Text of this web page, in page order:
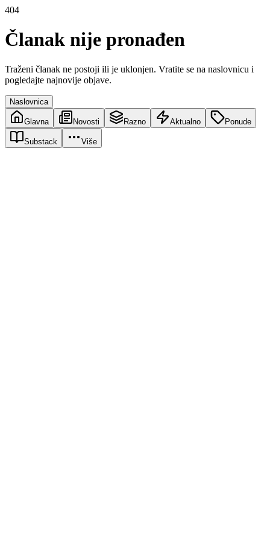
404
Članak nije pronađen
Traženi članak ne postoji ili je uklonjen. Vratite se na naslovnicu i
pogledajte najnovije objave.
Naslovnica
Glavna Novosti Razno Aktualno Ponude
Substack Više